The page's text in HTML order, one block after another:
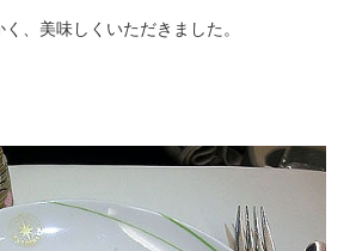
、美味しくいただきました。